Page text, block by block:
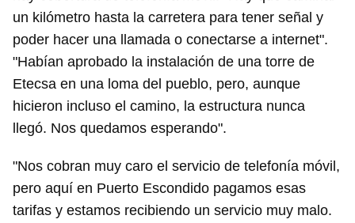
un kilómetro hasta la carretera para tener señal y
poder hacer una llamada o conectarse a internet".
"Habían aprobado la instalación de una torre de
Etecsa en una loma del pueblo, pero, aunque
hicieron incluso el camino, la estructura nunca
llegó. Nos quedamos esperando".
"Nos cobran muy caro el servicio de telefonía móvil,
pero aquí en Puerto Escondido pagamos esas
tarifas y estamos recibiendo un servicio muy malo.